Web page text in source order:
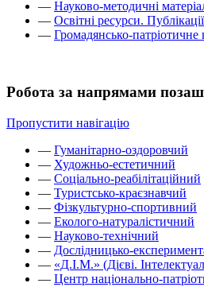
— Науково-методичні
— Освітні ресурси.
— Громадянсько-патріотичне
Робота за напрямами
Пропустити навігацію
— Гуманітарно-оздоровчий
— Художньо-естетичний
— Соціально-реабілітаційний
— Туристсько-краєзнавчий
— Фізкультурно-спортивний
— Еколого-натуралістичний
— Науково-технічний
— Дослідницько-
— «Д.І.М.» (Дієві.
— Центр національно-